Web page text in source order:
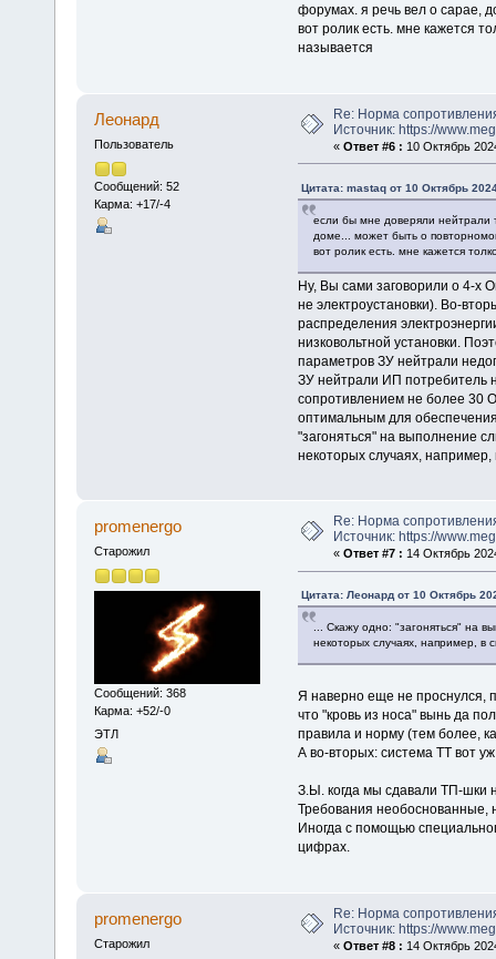
форумах. я речь вел о сарае,
вот ролик есть. мне кажется
называется
Леонард
Пользователь
Сообщений: 52
Карма: +17/-4
Re: Норма
Источник: https://
« Ответ #6 : 10 Октябрь
Цитата: mastaq от 10 Октябрь
если бы мне доверяли нейтрали
доме... может быть о
вот ролик есть. мне кажется
Ну, Вы сами заговорили о 4-х
не электроустановки). Во-
распределения
низковольтной установки.
параметров ЗУ нейтрали
ЗУ нейтрали ИП потребитель
сопротивлением не более 30
оптимальным для
"загоняться" на выполнение
некоторых случаях,
promenergo
Старожил
Сообщений: 368
Карма: +52/-0
ЭТЛ
Re: Норма
Источник: https://
« Ответ #7 : 14 Октябрь
Цитата: Леонард от 10 Октябрь
... Скажу одно: "загоняться" на
некоторых случаях, например, в
Я наверно еще не проснулся,
что "кровь из носа" вынь да
правила и норму (тем более,
А во-вторых: система ТТ вот
З.Ы. когда мы сдавали ТП-шки
Требования необоснованные,
Иногда с помощью
цифрах.
promenergo
Старожил
Re: Норма
Источник: https://
« Ответ #8 : 14 Октябрь